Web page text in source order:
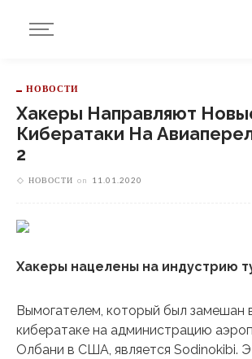
НОВОСТИ
Хакеры Направляют
Кибератаки На
2
НОВОСТИ on 11.01.2020
Хакеры нацелены на индустрию
Вымогателем, который был замешан
кибератаке на администрацию
Олбани в США, является Sodinokibi.